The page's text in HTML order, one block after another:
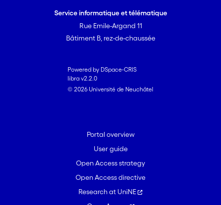
Service informatique et télématique
Rue Emile-Argand 11
Bâtiment B, rez-de-chaussée
Powered by DSpace-CRIS
libra v2.2.0
© 2026 Université de Neuchâtel
Portal overview
User guide
Open Access strategy
Open Access directive
Research at UniNE